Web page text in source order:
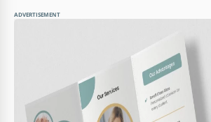
ADVERTISEMENT